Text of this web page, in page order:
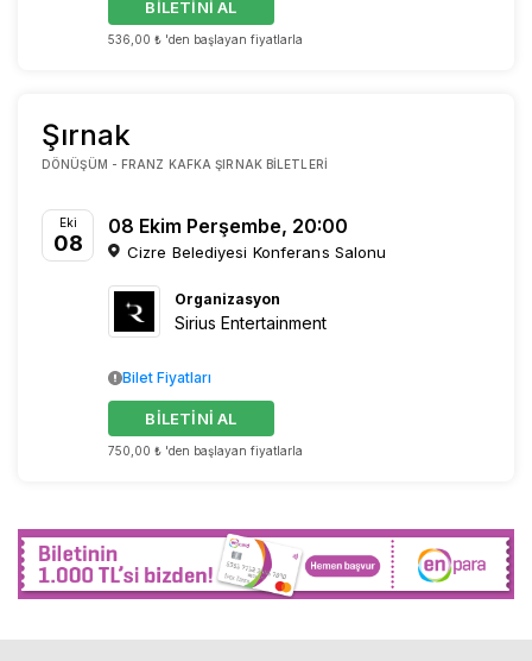
536,00 ₺ 'den başlayan fiyatlarla
BİLETİNİ AL
Şırnak
DÖNÜŞÜM - FRANZ KAFKA ŞIRNAK BILETLERI
Eki
08
08 Ekim Perşembe, 20:00
Cizre Belediyesi Konferans Salonu
Organizasyon
Sirius Entertainment
750,00 ₺ 'den başlayan fiyatlarla
BİLETİNİ AL
Bilet Fiyatları